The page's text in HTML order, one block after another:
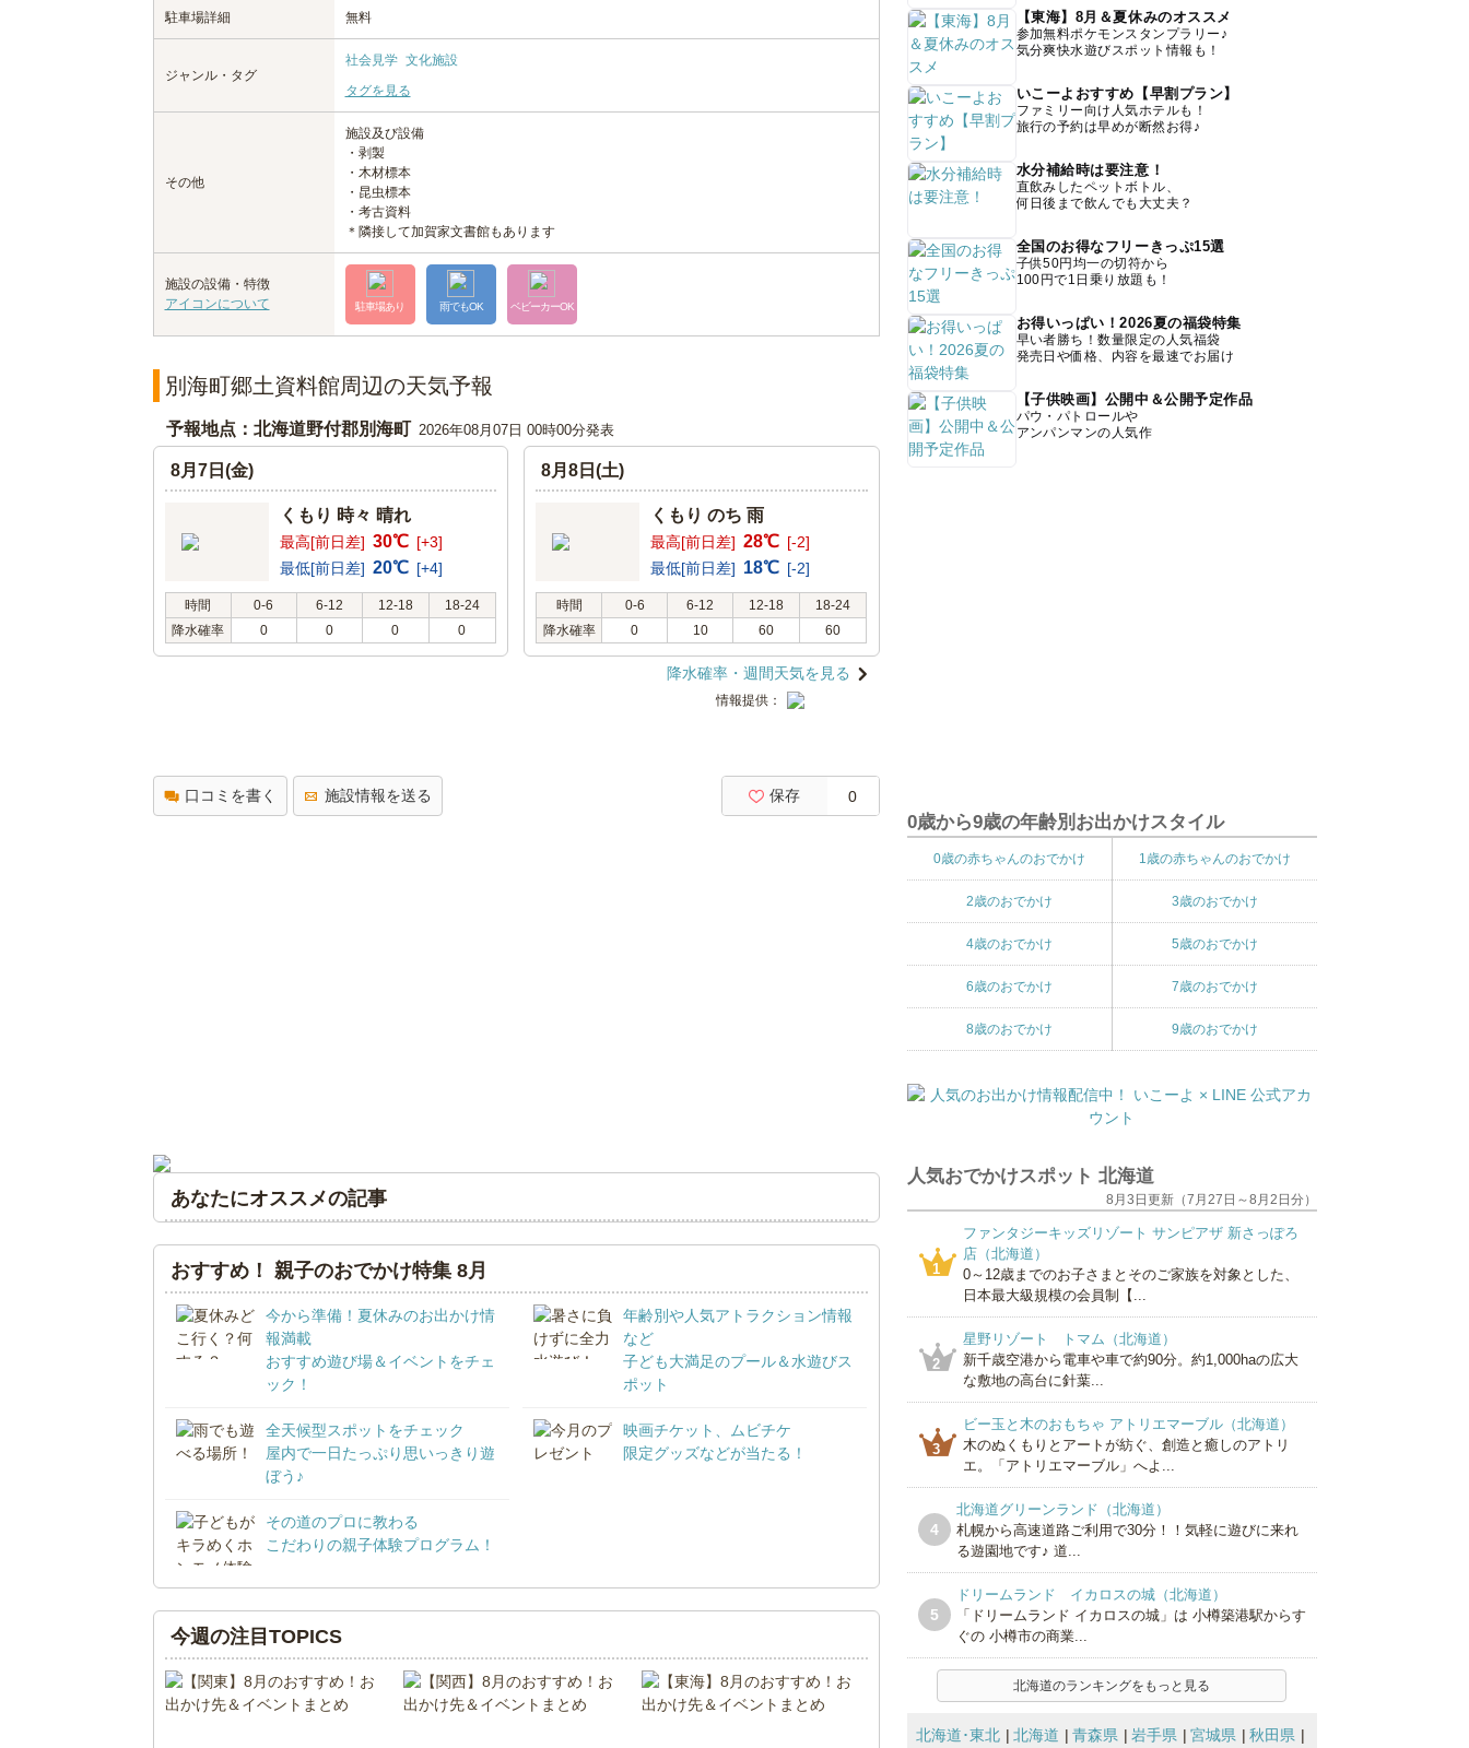
駐車場詳細 無料
ジャンル・タグ
社会見学 文化施設
タグを見る
その他
施設及び設備
・剥製
・木材標本
・昆虫標本
・考古資料
＊隣接して加賀家文書館もあります
施設の設備・特徴
アイコンについて
駐車場あり 雨でもOK ベビーカーOK
別海町郷土資料館周辺の天気予報
予報地点：北海道野付郡別海町 2026年08月07日 00時00分発表
8月7日(金)
くもり 時々 晴れ
最高[前日差] 30℃ [+3]
最低[前日差] 20℃ [+4]
時間 0-6 6-12 12-18
18-24
降水確率
0 0 0 0
8月8日(土)
くもり のち 雨
最高[前日差] 28℃ [-2]
最低[前日差] 18℃ [-2]
時間 0-6 6-12 12-18
18-24
降水確率
0 10 60 60
降水確率・週間天気を見る
情報提供：
口コミを書く 施設情報を送る 保存 0
あなたにオススメの記事
おすすめ！ 親子のおでかけ特集 8月
今から準備！夏休みのお出かけ情
報満載
おすすめ遊び場＆イベントをチェ
ック！
年齢別や人気アトラクション情報
など
子ども大満足のプール＆水遊びス
ポット
全天候型スポットをチェック
屋内で一日たっぷり思いっきり遊
ぼう♪
映画チケット、ムビチケ
限定グッズなどが当たる！
その道のプロに教わる
こだわりの親子体験プログラム！
今週の注目TOPICS
【東海】8月＆夏休みのオススメ
参加無料ポケモンスタンプラリー♪
気分爽快水遊びスポット情報も！
いこーよおすすめ【早割プラン】
ファミリー向け人気ホテルも！
旅行の予約は早めが断然お得♪
水分補給時は要注意！
直飲みしたペットボトル、
何日後まで飲んでも大丈夫？
全国のお得なフリーきっぷ15選
子供50円均一の切符から
100円で1日乗り放題も！
お得いっぱい！2026夏の福袋特集
早い者勝ち！数量限定の人気福袋
発売日や価格、内容を最速でお届け
【子供映画】公開中＆公開予定作品
パウ・パトロールや
アンパンマンの人気作
0歳から9歳の年齢別お出かけスタイル
0歳の赤ちゃんのおでかけ 1歳の赤ちゃんのおでかけ
2歳のおでかけ 3歳のおでかけ
4歳のおでかけ 5歳のおでかけ
6歳のおでかけ 7歳のおでかけ
8歳のおでかけ 9歳のおでかけ
人気おでかけスポット 北海道
8月3日更新（7月27日～8月2日分）
1
ファンタジーキッズリゾート サンピアザ 新さっぽろ
店（北海道）
0～12歳までのお子さまとそのご家族を対象とした、
日本最大級規模の会員制【...
2
星野リゾート トマム（北海道）
新千歳空港から電車や車で約90分。約1,000haの広大
な敷地の高台に針葉...
3
ビー玉と木のおもちゃ アトリエマーブル（北海道）
木のぬくもりとアートが紡ぐ、創造と癒しのアトリ
エ。「アトリエマーブル」へよ...
4
北海道グリーンランド（北海道）
札幌から高速道路ご利用で30分！！気軽に遊びに来れ
る遊園地です♪ 道...
5
ドリームランド イカロスの城（北海道）
「ドリームランド イカロスの城」は 小樽築港駅からす
ぐの 小樽市の商業...
北海道のランキングをもっと見る
北海道･東北 北海道 青森県 岩手県 宮城県 秋田県